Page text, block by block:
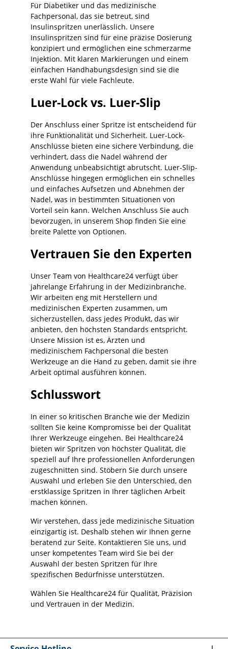
Für Diabetiker und das medizinische
Fachpersonal, das sie betreut, sind
Insulinspritzen unerlässlich. Unsere
Insulinspritzen sind für eine präzise Dosierung
konzipiert und ermöglichen eine schmerzarme
Injektion. Mit klaren Markierungen und einem
einfachen Handhabungsdesign sind sie die
erste Wahl für viele Fachleute.
Luer-Lock vs. Luer-Slip
Der Anschluss einer Spritze ist entscheidend für
ihre Funktionalität und Sicherheit. Luer-Lock-
Anschlüsse bieten eine sichere Verbindung, die
verhindert, dass die Nadel während der
Anwendung unbeabsichtigt abrutscht. Luer-Slip-
Anschlüsse hingegen ermöglichen ein schnelles
und einfaches Aufsetzen und Abnehmen der
Nadel, was in bestimmten Situationen von
Vorteil sein kann. Welchen Anschluss Sie auch
bevorzugen, in unserem Shop finden Sie eine
breite Palette von Optionen.
Vertrauen Sie den Experten
Unser Team von Healthcare24 verfügt über
jahrelange Erfahrung in der Medizinbranche.
Wir arbeiten eng mit Herstellern und
medizinischen Experten zusammen, um
sicherzustellen, dass jedes Produkt, das wir
anbieten, den höchsten Standards entspricht.
Unsere Mission ist es, Ärzten und
medizinischem Fachpersonal die besten
Werkzeuge an die Hand zu geben, damit sie ihre
Arbeit optimal ausführen können.
Schlusswort
In einer so kritischen Branche wie der Medizin
sollten Sie keine Kompromisse bei der Qualität
Ihrer Werkzeuge eingehen. Bei Healthcare24
bieten wir Spritzen von höchster Qualität, die
speziell auf Ihre professionellen Anforderungen
zugeschnitten sind. Stöbern Sie durch unsere
Auswahl und erleben Sie den Unterschied, den
erstklassige Spritzen in Ihrer täglichen Arbeit
machen können.
Wir verstehen, dass jede medizinische Situation
einzigartig ist. Deshalb stehen wir Ihnen gerne
beratend zur Seite. Kontaktieren Sie uns, und
unser kompetentes Team wird Sie bei der
Auswahl der besten Spritzen für Ihre
spezifischen Bedürfnisse unterstützen.
Wählen Sie Healthcare24 für Qualität, Präzision
und Vertrauen in der Medizin.